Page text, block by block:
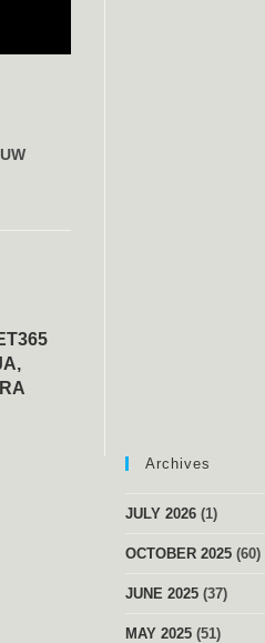
Archives
JULY 2026 (1)
OCTOBER 2025 (60)
JUNE 2025 (37)
MAY 2025 (51)